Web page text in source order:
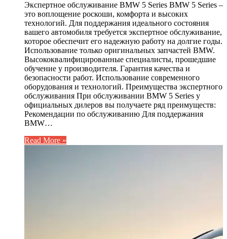
Экспертное обслуживание BMW 5 Series BMW 5 Series –
это воплощение роскоши, комфорта и высоких
технологий. Для поддержания идеального состояния
вашего автомобиля требуется экспертное обслуживание,
которое обеспечит его надежную работу на долгие годы.
Использование только оригинальных запчастей BMW.
Высококвалифицированные специалисты, прошедшие
обучение у производителя. Гарантия качества и
безопасности работ. Использование современного
оборудования и технологий. Преимущества экспертного
обслуживания При обслуживании BMW 5 Series у
официальных дилеров вы получаете ряд преимуществ:
Рекомендации по обслуживанию Для поддержания
BMW…
Read More »